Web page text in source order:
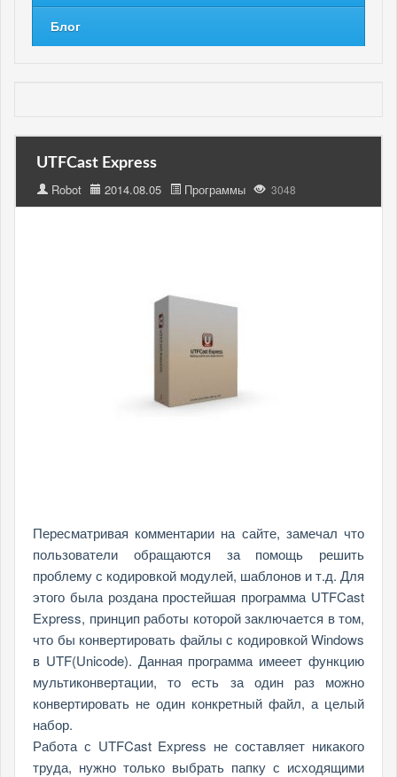
Блог
UTFCast Express
Robot 2014.08.05 Программы 3048
Пересматривая комментарии на сайте, замечал что
пользователи обращаются за помощь решить
проблему с кодировкой модулей, шаблонов и т.д. Для
этого была роздана простейшая программа UTFCast
Express, принцип работы которой заключается в том,
что бы конвертировать файлы с кодировкой Windows
в UTF(Unicode). Данная программа имееет функцию
мультиконвертации, то есть за один раз можно
конвертировать не один конкретный файл, а целый
набор.
Работа с UTFCast Express не составляет никакого
труда, нужно только выбрать папку с исходящими